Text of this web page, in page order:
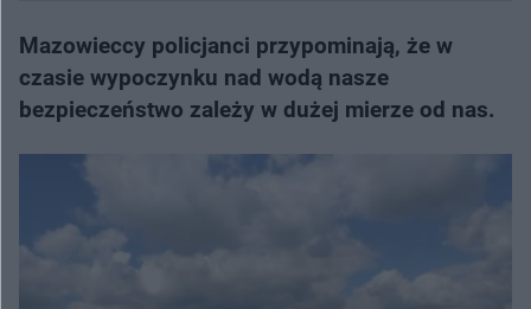
Mazowieccy policjanci przypominają, że w
czasie wypoczynku nad wodą nasze
bezpieczeństwo zależy w dużej mierze od nas.